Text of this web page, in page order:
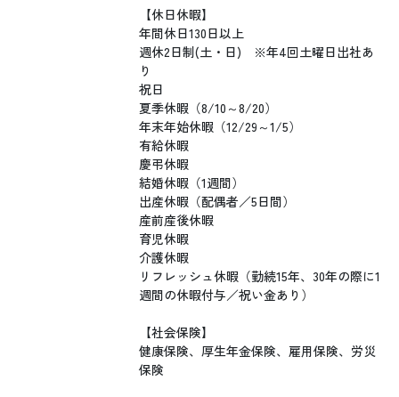
【休日休暇】
年間休日130日以上
週休2日制(土・日) ※年4回土曜日出社あ
り
祝日
夏季休暇（8/10～8/20）
年末年始休暇（12/29～1/5）
有給休暇
慶弔休暇
結婚休暇（1週間）
出産休暇（配偶者／5日間）
産前産後休暇
育児休暇
介護休暇
リフレッシュ休暇（勤続15年、30年の際に1
週間の休暇付与／祝い金あり）
【社会保険】
健康保険、厚生年金保険、雇用保険、労災
保険